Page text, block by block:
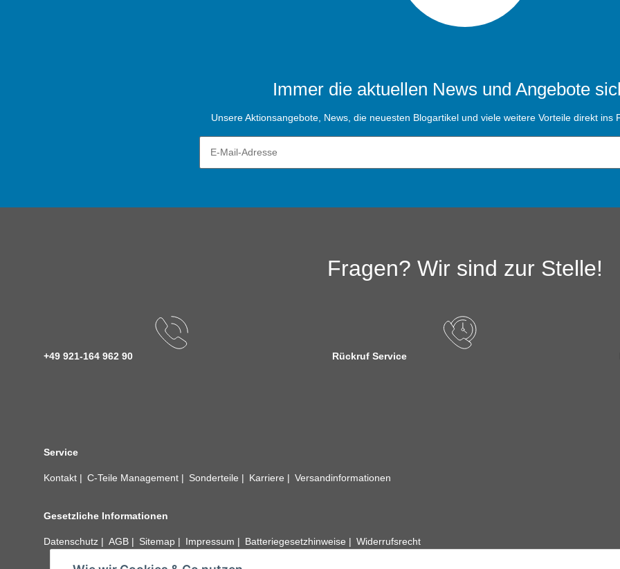
Immer die aktuellen News und Angebote
Unsere Aktionsangebote, News, die neuesten Blogartikel und viele weitere Vorteile direkt ins
Fragen? Wir sind zur Stelle!
+49 921-164 962 90 Rückruf Service
Service
Kontakt C-Teile Management Sonderteile Karriere Versandinformationen
Gesetzliche Informationen
Datenschutz AGB Sitemap Impressum Batteriegesetzhinweise Widerrufsrecht